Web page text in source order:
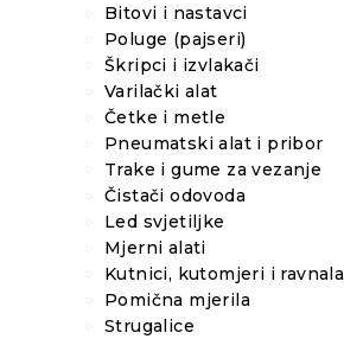
Bitovi i nastavci
Poluge (pajseri)
Škripci i izvlakači
Varilački alat
Četke i metle
Pneumatski alat i pribor
Trake i gume za vezanje
Čistači odovoda
Led svjetiljke
Mjerni alati
Kutnici, kutomjeri i ravnala
Pomična mjerila
Strugalice